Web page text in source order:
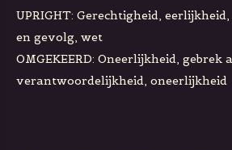
UPRIGHT: Gerechtigheid,
en gevolg, wet
OMGEKEERD: Oneerlijkheid, gebrek
verantwoordelijkheid, oneerlijkheid